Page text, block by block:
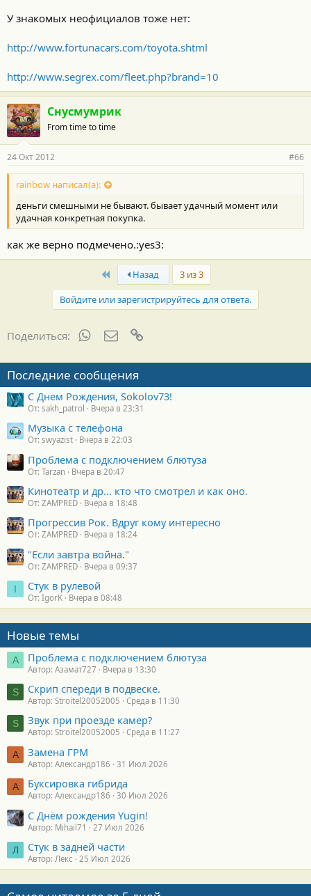
У знакомых неофициалов тоже нет:
http://www.fortunacars.com/toyota.shtml
http://www.segrex.com/fleet.php?brand=10
Снусмумрик
From time to time
24 Окт 2012 #66
rainbow написал(а):
деньги смешными не бывают. бывает удачный момент или
удачная конкретная покупка.
как же верно подмечено.:yes3:
First Назад
3 из 3
Войдите или зарегистрируйтесь для ответа.
Поделиться: WhatsAppЭлектронная почта
Последние сообщения
С Днем Рождения, Sokolov73!
От: sakh_patrol Вчера в 23:31
Музыка с телефона
От: swyazist Вчера в 22:03
Проблема с подключением блютуза
От: Tarzan Вчера в 20:47
Кинотеатр и др... кто что смотрел и как оно.
От: ZAMPRED Вчера в 18:48
Прогрессив Рок. Вдруг кому интересно
От: ZAMPRED Вчера в 18:24
"Если завтра война."
От: ZAMPRED Вчера в 09:37
I Стук в рулевой
От: IgorK Вчера в 08:48
Новые темы
А Проблема с подключением блютуза
Автор: Азамат727 Вчера в 13:30
S Скрип спереди в подвеске.
Автор: Stroitel20052005 Среда в 11:30
S Звук при проезде камер?
Автор: Stroitel20052005 Среда в 11:27
А Замена ГРМ
Автор: Александр186 31 Июл 2026
А Буксировка гибрида
Автор: Александр186 30 Июл 2026
С Днём рождения Yugin!
Автор: Mihail71 27 Июл 2026
Л Стук в задней части
Автор: Лекс 25 Июл 2026